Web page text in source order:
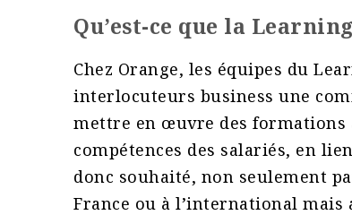
Qu’est-ce que la
Chez Orange, les équipes du
interlocuteurs business une
mettre en œuvre des formations
compétences des salariés, en
donc souhaité, non seulement
France ou à l’international